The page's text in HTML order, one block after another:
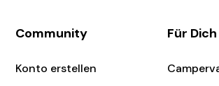
Community
Konto erstellen
Für Dich